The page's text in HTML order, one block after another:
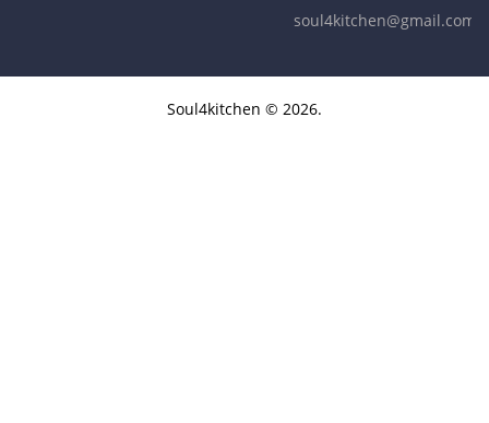
soul4kitchen@gmail.com
Soul4kitchen © 2026.